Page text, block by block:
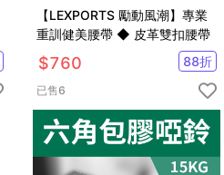
【LEXPORTS 勵動風潮】專業
重訓健美腰帶 ◆ 皮革雙扣腰帶
$760 88折
已售6